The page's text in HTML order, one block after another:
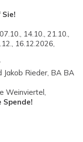
14.10., 21.10.,
16.12.2026,
Jakob Rieder, BA BA
Weinviertel,
Spende!